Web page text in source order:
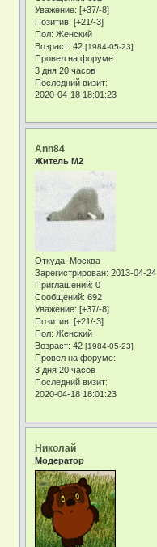
Уважение: [+37/-8]
Позитив: [+21/-3]
Пол: Женский
Возраст: 42[1984-05-23]
Провел на форуме:
3 дня 20 часов
Последний визит:
2020-04-18 18:01:23
Ann84
Житель М2
Откуда: Москва
Зарегистрирован: 2013-04-24
Приглашений: 0
Сообщений: 692
Уважение: [+37/-8]
Позитив: [+21/-3]
Пол: Женский
Возраст: 42[1984-05-23]
Провел на форуме:
3 дня 20 часов
Последний визит:
2020-04-18 18:01:23
Николай
Модератор